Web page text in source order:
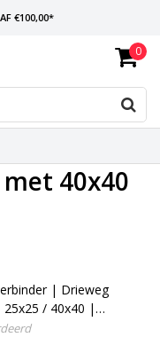
€100,00*
ZELFDE DAG VERZONDEN 0
40x40
| Drieweg
25x25 / 40x40 |